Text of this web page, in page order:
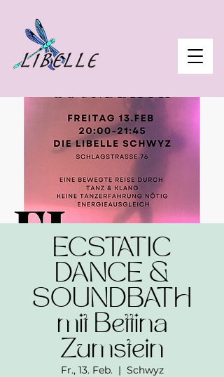
ECSTATIC
DANCE &
SOUNDBATH
mit Bettina
Zumstein
Fr., 13. Feb.
  |
Schwyz